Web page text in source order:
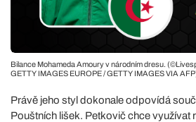
Bilance Mohameda Amoury v národním dresu.
GETTY IMAGES EUROPE / GETTY IMAGES VIA
Právě jeho styl dokonale odpovídá
Pouštních lišek. Petkovič chce využívat